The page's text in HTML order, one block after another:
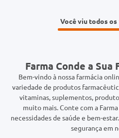
Você viu todos os
Farma Conde a Sua
Bem-vindo à nossa farmácia
variedade de produtos
vitaminas, suplementos,
muito mais. Conte com a
necessidades de saúde e bem-
segurança em